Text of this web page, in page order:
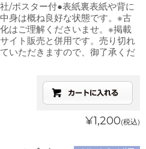
/ポスター付●表紙裏表紙や背に
身は概ね良好な状態です。※古
はご理解くださいませ。※掲載
イト販売と併用です。売り切れ
いただきますので、御了承くだ
¥1,200(税込)